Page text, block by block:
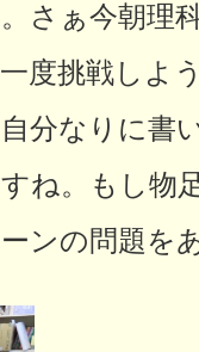
さぁ今朝理
度挑戦しよ
分なりに書
ね。もし物
ンの問題を